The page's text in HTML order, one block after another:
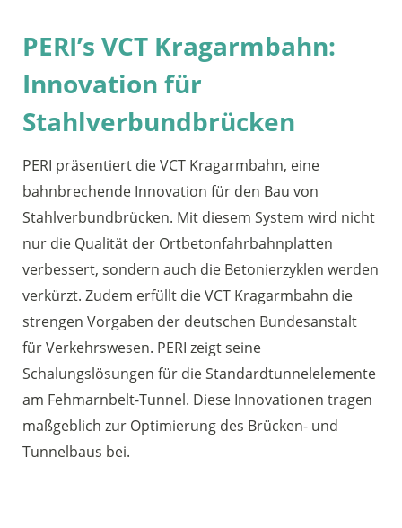
PERI’s VCT Kragarmbahn:
Innovation für
Stahlverbundbrücken
PERI präsentiert die VCT Kragarmbahn, eine
bahnbrechende Innovation für den Bau von
Stahlverbundbrücken. Mit diesem System wird nicht
nur die Qualität der Ortbetonfahrbahnplatten
verbessert, sondern auch die Betonierzyklen werden
verkürzt. Zudem erfüllt die VCT Kragarmbahn die
strengen Vorgaben der deutschen Bundesanstalt
für Verkehrswesen. PERI zeigt seine
Schalungslösungen für die Standardtunnelelemente
am Fehmarnbelt-Tunnel. Diese Innovationen tragen
maßgeblich zur Optimierung des Brücken- und
Tunnelbaus bei.